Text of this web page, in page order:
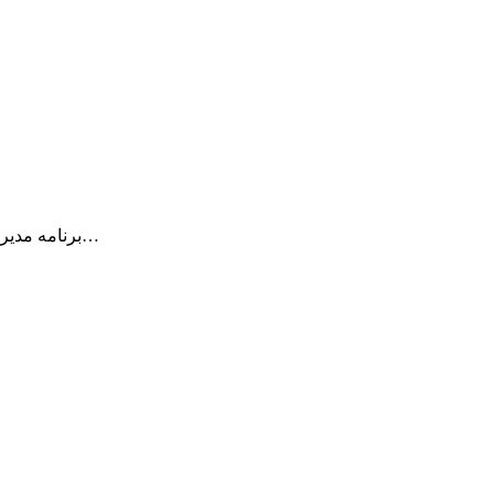
DEVONthink Pro Office برنامه مدیریت اطلاعات و .. شما می باشد . امروز همه…